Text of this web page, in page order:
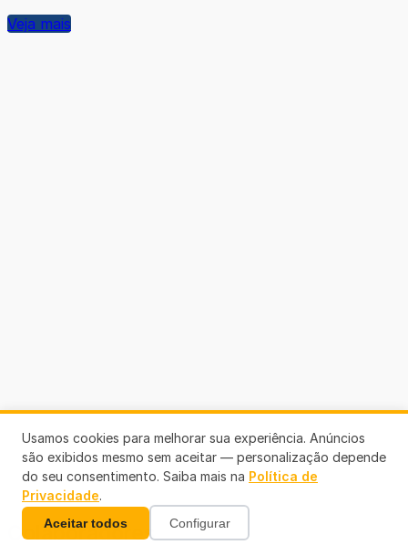
Veja mais
Colaboradores
Usamos cookies para melhorar sua experiência. Anúncios
são exibidos mesmo sem aceitar — personalização depende
do seu consentimento. Saiba mais na Política de
Privacidade.
Aceitar todos Configurar